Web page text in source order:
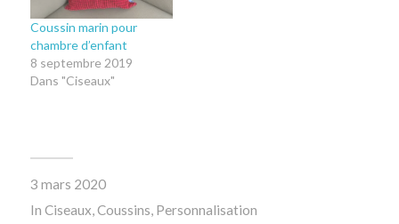
Coussin marin pour
chambre d’enfant
8 septembre 2019
Dans "Ciseaux"
3 mars 2020
In Ciseaux Coussins Personnalisation